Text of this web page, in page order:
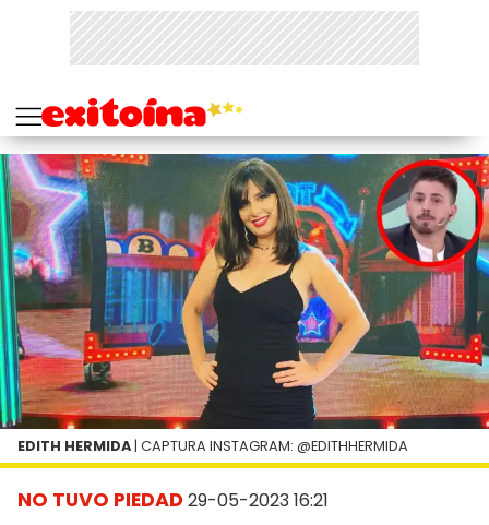
NO TUVO PIEDAD 29-05-2023 16:21
EDITH HERMIDA | CAPTURA INSTAGRAM: @EDITHHERMIDA